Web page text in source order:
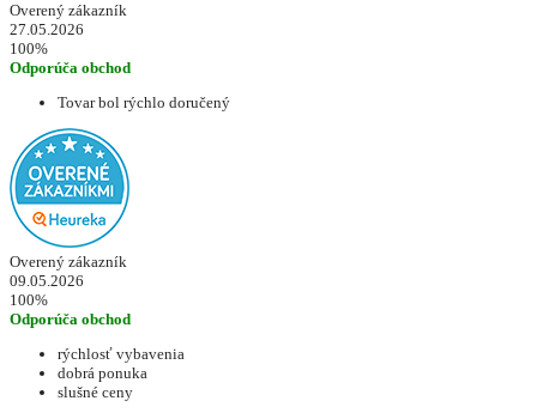
Overený zákazník
27.05.2026
100%
Odporúča obchod
Tovar bol rýchlo doručený
Overený zákazník
09.05.2026
100%
Odporúča obchod
rýchlosť vybavenia
dobrá ponuka
slušné ceny